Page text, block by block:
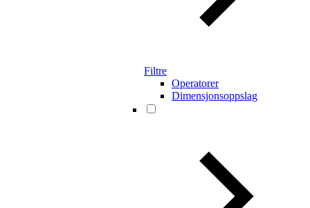
Filtre
Operatorer
Dimensjonsoppslag